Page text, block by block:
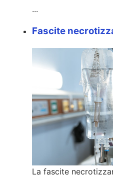
...
Fascite
La fascite